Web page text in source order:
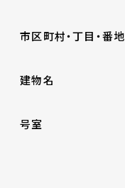
市区町村・丁目・番地
建物名
号室